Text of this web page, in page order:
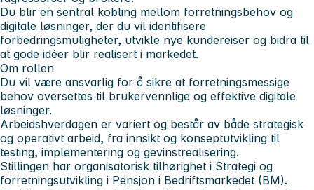
Du blir en sentral kobling mellom forretningsbehov og
digitale løsninger, der du vil identifisere
forbedringsmuligheter, utvikle nye kundereiser og bidra til
at gode idéer blir realisert i markedet.
Om rollen
Du vil være ansvarlig for å sikre at forretningsmessige
behov oversettes til brukervennlige og effektive digitale
løsninger.
Arbeidshverdagen er variert og består av både strategisk
og operativt arbeid, fra innsikt og konseptutvikling til
testing, implementering og gevinstrealisering.
Stillingen har organisatorisk tilhørighet i Strategi og
forretningsutvikling i Pensjon i Bedriftsmarkedet (BM).